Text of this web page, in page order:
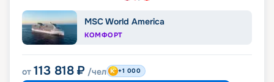
MSC World America
КОМФОРТ
от 113 818 ₽ /чел +1 000